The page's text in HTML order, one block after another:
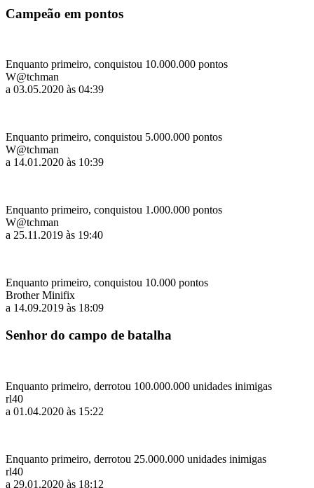
Campeão em pontos
Enquanto primeiro, conquistou 10.000.000 pontos
W@tchman
a 03.05.2020 às 04:39
Enquanto primeiro, conquistou 5.000.000 pontos
W@tchman
a 14.01.2020 às 10:39
Enquanto primeiro, conquistou 1.000.000 pontos
W@tchman
a 25.11.2019 às 19:40
Enquanto primeiro, conquistou 10.000 pontos
Brother Minifix
a 14.09.2019 às 18:09
Senhor do campo de batalha
Enquanto primeiro, derrotou 100.000.000 unidades inimigas
rl40
a 01.04.2020 às 15:22
Enquanto primeiro, derrotou 25.000.000 unidades inimigas
rl40
a 29.01.2020 às 18:12